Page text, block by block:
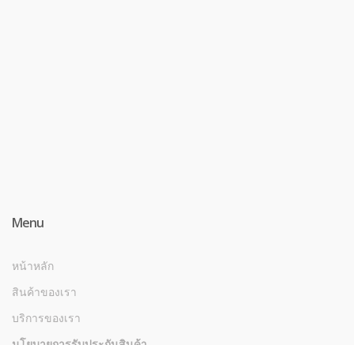
Menu
หน้าหลัก
สินค้าของเรา
บริการของเรา